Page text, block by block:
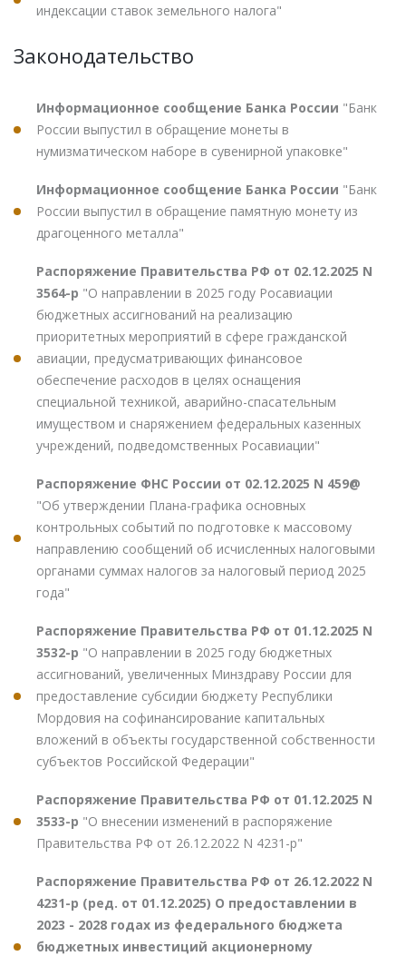
индексации ставок земельного налога"
Законодательство
Информационное сообщение Банка России "Банк
России выпустил в обращение монеты в
нумизматическом наборе в сувенирной упаковке"
Информационное сообщение Банка России "Банк
России выпустил в обращение памятную монету из
драгоценного металла"
Распоряжение Правительства РФ от 02.12.2025 N
3564-р "О направлении в 2025 году Росавиации
бюджетных ассигнований на реализацию
приоритетных мероприятий в сфере гражданской
авиации, предусматривающих финансовое
обеспечение расходов в целях оснащения
специальной техникой, аварийно-спасательным
имуществом и снаряжением федеральных казенных
учреждений, подведомственных Росавиации"
Распоряжение ФНС России от 02.12.2025 N 459@
"Об утверждении Плана-графика основных
контрольных событий по подготовке к массовому
направлению сообщений об исчисленных налоговыми
органами суммах налогов за налоговый период 2025
года"
Распоряжение Правительства РФ от 01.12.2025 N
3532-р "О направлении в 2025 году бюджетных
ассигнований, увеличенных Минздраву России для
предоставление субсидии бюджету Республики
Мордовия на софинансирование капитальных
вложений в объекты государственной собственности
субъектов Российской Федерации"
Распоряжение Правительства РФ от 01.12.2025 N
3533-р "О внесении изменений в распоряжение
Правительства РФ от 26.12.2022 N 4231-р"
Распоряжение Правительства РФ от 26.12.2022 N
4231-р (ред. от 01.12.2025) О предоставлении в
2023 - 2028 годах из федерального бюджета
бюджетных инвестиций акционерному